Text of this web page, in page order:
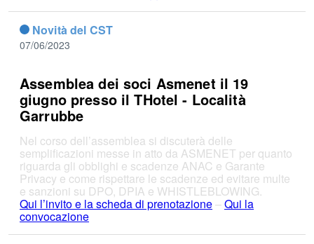
Novità del CST
07/06/2023
Assemblea dei soci Asmenet il 19
giugno presso il THotel - Località
Garrubbe
Nel corso dell’assemblea si discuterà delle
semplificazioni messe in atto da ASMENET per quanto
riguarda gli obblighi e scadenze ANAC e Garante
Privacy e come rispettare le scadenze ed evitare multe
e sanzioni su DPO, DPIA e WHISTLEBLOWING.
Qui l’invito e la scheda di prenotazione–Qui la
convocazione